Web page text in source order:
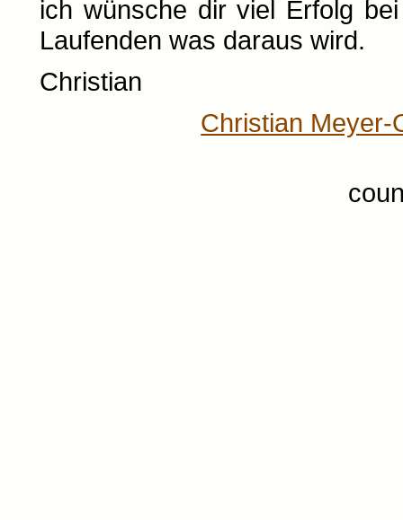
ich wünsche dir viel Erfolg
Laufenden was daraus wird.
Christian
Christian Meyer-